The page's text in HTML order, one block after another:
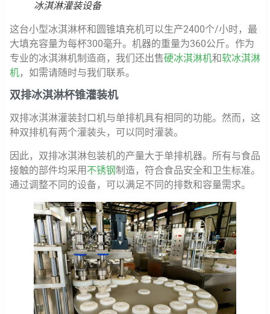
冰淇淋灌装设备
这台小型冰淇淋杯和圆锥填充机可以生产2400个/小时，最
大填充容量为每杯300毫升。机器的重量为360公斤。作为
专业的冰淇淋机制造商，我们还出售硬冰淇淋机和软冰淇淋
机，如需请随时与我们联系。
双排冰淇淋杯锥灌装机
双排冰淇淋灌装封口机与单排机具有相同的功能。然而，这
种双排机有两个灌装头，可以同时灌装。
因此，双排冰淇淋包装机的产量大于单排机器。所有与食品
接触的部件均采用 不锈钢制造，符合食品安全和卫生标准。
通过调整不同的设备，可以满足不同的排数和容量需求。